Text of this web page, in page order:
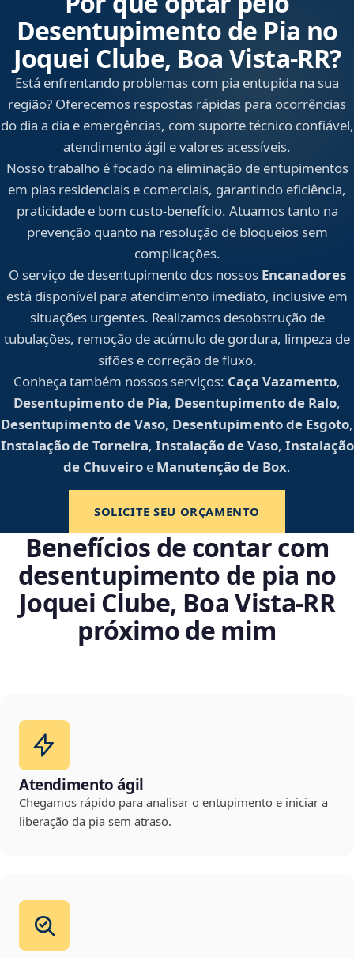
Desentupimento de Pia no
Joquei Clube, Boa Vista‑RR?
Está enfrentando problemas com pia entupida na sua
região? Oferecemos respostas rápidas para ocorrências
do dia a dia e emergências, com suporte técnico confiável,
atendimento ágil e valores acessíveis.
Nosso trabalho é focado na eliminação de entupimentos
em pias residenciais e comerciais, garantindo eficiência,
praticidade e bom custo-benefício. Atuamos tanto na
prevenção quanto na resolução de bloqueios sem
complicações.
O serviço de desentupimento dos nossos Encanadores
está disponível para atendimento imediato, inclusive em
situações urgentes. Realizamos desobstrução de
tubulações, remoção de acúmulo de gordura, limpeza de
sifões e correção de fluxo.
Conheça também nossos serviços: Caça Vazamento,
Desentupimento de Pia, Desentupimento de Ralo,
Desentupimento de Vaso, Desentupimento de Esgoto,
Instalação de Torneira, Instalação de Vaso, Instalação
de Chuveiro e Manutenção de Box.
SOLICITE SEU ORÇAMENTO
Benefícios de contar com
desentupimento de pia no
Joquei Clube, Boa Vista‑RR
próximo de mim
Atendimento ágil
Chegamos rápido para analisar o entupimento e iniciar a
liberação da pia sem atraso.